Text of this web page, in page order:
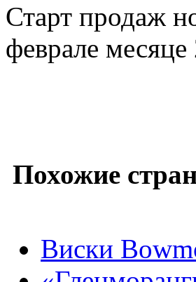
Старт продаж
феврале месяце
Похожие
Виски